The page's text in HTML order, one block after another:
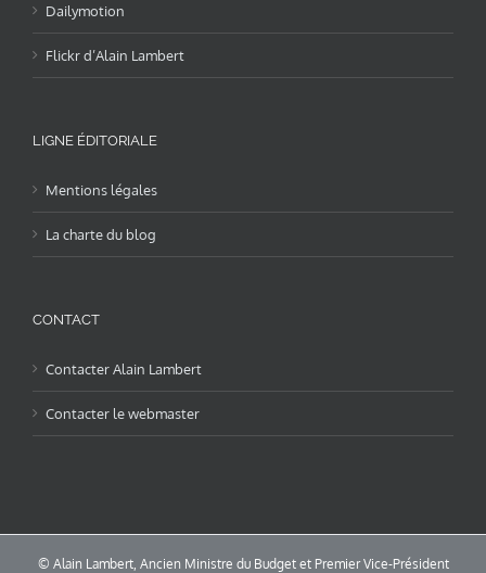
Dailymotion
Flickr d’Alain Lambert
LIGNE ÉDITORIALE
Mentions légales
La charte du blog
CONTACT
Contacter Alain Lambert
Contacter le webmaster
© Alain Lambert, Ancien Ministre du Budget et Premier Vice-Président